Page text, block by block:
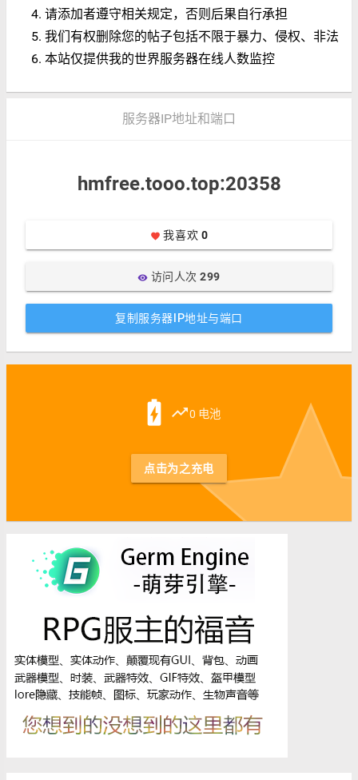
请添加者遵守相关规定，否则后果自行承担
我们有权删除您的帖子包括不限于暴力、侵权、非法
本站仅提供我的世界服务器在线人数监控
服务器IP地址和端口
hmfree.tooo.top:20358
favorite 我喜欢 0
visibility访问人次299
复制服务器IP地址与端口
battery_charging_full trending_up0 电池
点击为之充电